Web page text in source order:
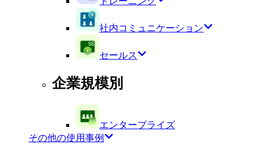
社内コミュニケーション
セールス
企業規模別
エンタープライズ
その他の使用事例